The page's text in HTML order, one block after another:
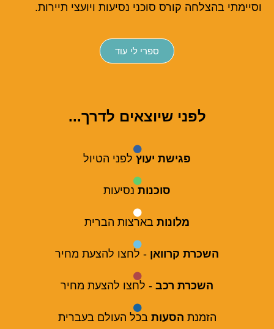
וסיימתי בהצלחה קורס סוכני נסיעות ויועצי תיירות.
ספרי לי עוד
לפני שיוצאים לדרך...
פגישת יעוץ לפני הטיול
סוכנות נסיעות
מלונות בארצות הברית
השכרת קרוואן - לחצו להצעת מחיר
השכרת רכב - לחצו להצעת מחיר
הזמנת הסעות בכל העולם בעברית